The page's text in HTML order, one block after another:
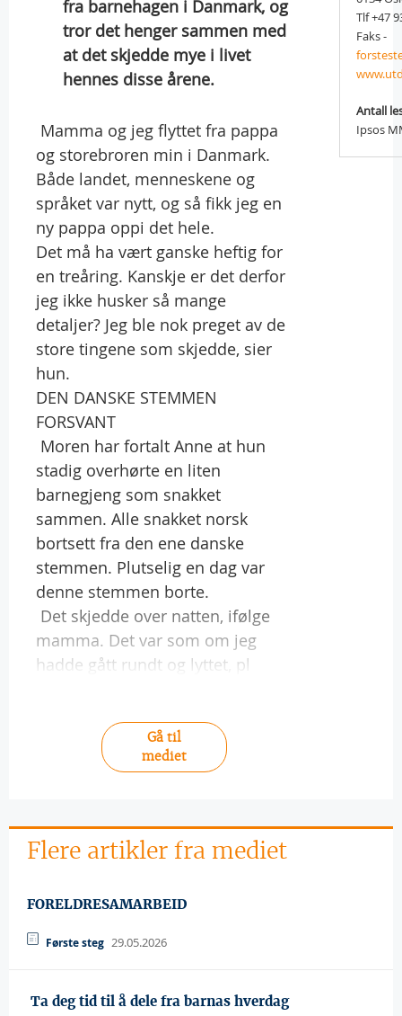
fra barnehagen i Danmark, og
tror det henger sammen med
at det skjedde mye i livet
hennes disse årene.
 Mamma og jeg flyttet fra pappa
og storebroren min i Danmark.
Både landet, menneskene og
språket var nytt, og så fikk jeg en
ny pappa oppi det hele.
Det må ha vært ganske heftig for
en treåring. Kanskje er det derfor
jeg ikke husker så mange
detaljer? Jeg ble nok preget av de
store tingene som skjedde, sier
hun.
DEN DANSKE STEMMEN
FORSVANT
Moren har fortalt Anne at hun
stadig overhørte en liten
barnegjeng som snakket
sammen. Alle snakket norsk 
bortsett fra den ene danske
stemmen. Plutselig en dag var
denne stemmen borte.
 Det skjedde over natten, ifølge
mamma. Det var som om jeg
hadde gått rundt og lyttet, pl
Gå til
mediet
Tlf +47
Faks -
Antall
Ipsos
Flere artikler fra mediet
FORELDRESAMARBEID
Første steg 29.05.2026
 Ta deg tid til å dele fra barnas hverdag